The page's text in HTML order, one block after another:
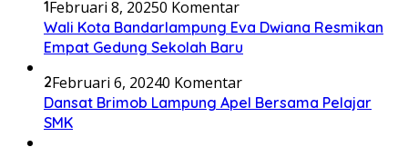
1Februari 8, 20250 Komentar
Wali Kota Bandarlampung Eva Dwiana Resmikan
Empat Gedung Sekolah Baru
2Februari 6, 20240 Komentar
Dansat Brimob Lampung Apel Bersama Pelajar
SMK